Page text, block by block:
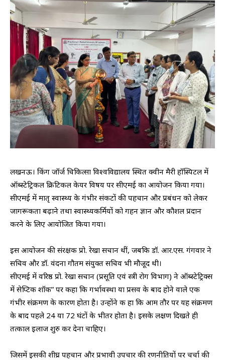
लखनऊ। किंग जॉर्ज चिकित्सा विश्वविद्यालय स्थित क्वीन मैरी हॉस्पिटल में
ऑब्स्टेट्रिकल क्रिटिकल केयर विषय पर सीएमई का आयोजन किया गया।
सीएमई में मातृ स्वास्थ्य के गंभीर संकटों की पहचान और प्रबंधन को लेकर
जागरूकता बढ़ाने तथा स्वास्थ्यकर्मियों को गहन ज्ञान और कौशल प्रदान
करने के लिए आयोजित किया गया।
इस आयोजन की संरक्षक प्रो. रेखा सचान थीं, जबकि डॉ. आर.एस. गंगवार ने
सचिव और डॉ. वंदना गौतम संयुक्त सचिव भी मौजूद थी।
सीएमई में वरिष्ठ प्रो. रेखा सचान (प्रसूति एवं स्त्री रोग विभाग) ने ऑब्स्टेट्रिक्स
में सेप्टिक शॉक” पर कहा कि गर्भावस्था या प्रसव के बाद होने वाले एक
गंभीर संक्रमण के कारण होता है। उन्होंने क हा कि आम तौर पर यह संक्रमण
के बाद पहले 24 या 72 घंटों के भीतर होता है। इसके लक्षण दिखते ही
तत्काल इलाज शुरु कर देना चाहिए।
जिसमें इसकी शीघ्र पहचान और प्रभावी उपचार की रणनीतियों पर चर्चा की